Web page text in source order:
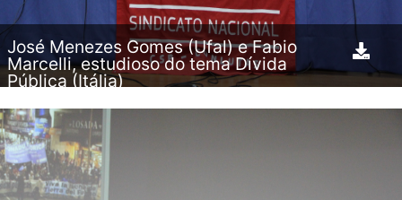
José Menezes Gomes (Ufal) e Fabio
Marcelli, estudioso do tema Dívida
Pública (Itália)